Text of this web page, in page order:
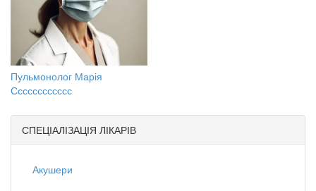
Пульмонолог Марія
Сссссссссссс
СПЕЦІАЛІЗАЦІЯ ЛІКАРІВ
Акушери